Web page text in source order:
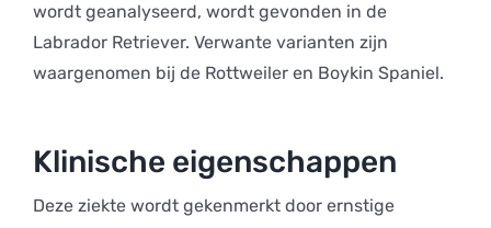
wordt geanalyseerd, wordt gevonden in de
Labrador Retriever. Verwante varianten zijn
waargenomen bij de Rottweiler en Boykin Spaniel.
Klinische eigenschappen
Deze ziekte wordt gekenmerkt door ernstige